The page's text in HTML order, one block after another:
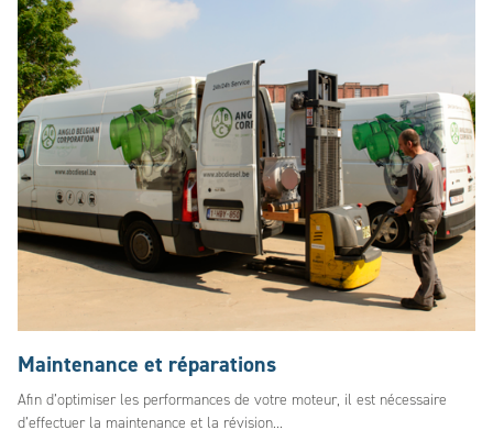
Maintenance et réparations
Afin d’optimiser les performances de votre moteur, il est nécessaire
d’effectuer la maintenance et la révision...